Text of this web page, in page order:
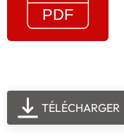
TÉLÉCHARGER